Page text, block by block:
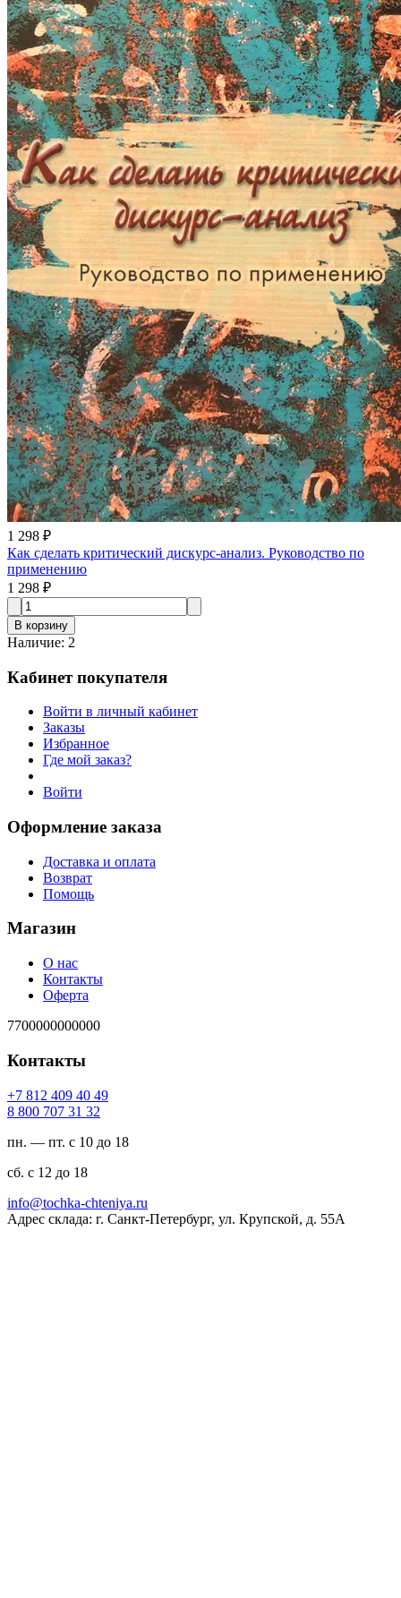
1 298 ₽
Как сделать критический дискурс-анализ. Руководство по
применению
1 298 ₽
В корзину
Наличие: 2
Кабинет покупателя
Войти в личный кабинет
Заказы
Избранное
Где мой заказ?
Войти
Оформление заказа
Доставка и оплата
Возврат
Помощь
Магазин
О нас
Контакты
Оферта
7700000000000
Контакты
94 04 904 218 7+
23 13 707 008 8
пн. — пт. с 10 до 18
сб. с 12 до 18
ur.ayinethc-akhcot@ofni
Адрес склада: г. Санкт-Петербург, ул. Крупской, д. 55А